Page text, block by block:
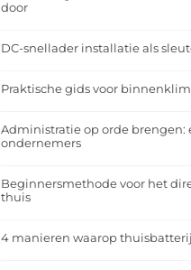
door
DC-snellader installatie als
Praktische gids voor
Administratie op orde brengen:
ondernemers
Beginnersmethode voor het
thuis
4 manieren waarop